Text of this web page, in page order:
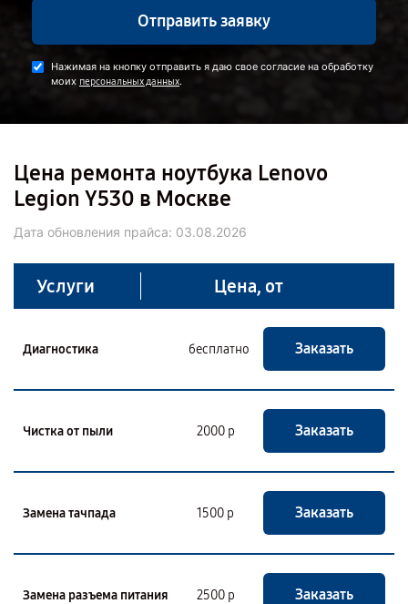
Отправить заявку
Нажимая на кнопку отправить я даю свое согласие на обработку
моих персональных данных.
Цена ремонта ноутбука Lenovo
Legion Y530 в Москве
Дата обновления прайса: 03.08.2026
Услуги Цена, от
Диагностика бесплатно Заказать
Чистка от пыли 2000 р Заказать
Замена тачпада 1500 р Заказать
Замена разъема питания 2500 р Заказать